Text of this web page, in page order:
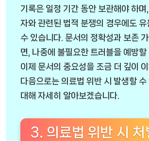
기록은 일정 기간 동안 보관해야 하며
자와 관련된 법적 분쟁의 경우에도 유
수 있습니다. 문서의 정확성과 보존
면, 나중에 불필요한 트러블을 예방할
이제 문서의 중요성을 조금 더 깊이
다음으로는 의료법 위반 시 발생할 수
대해 자세히 알아보겠습니다.
3. 의료법 위반 시 처